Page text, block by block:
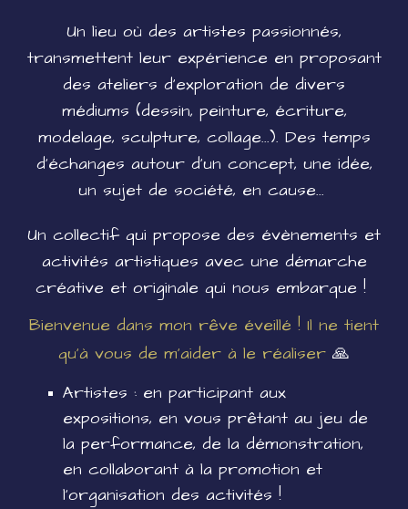
Un lieu où des artistes passionnés,
transmettent leur expérience en proposant
des ateliers d'exploration de divers
médiums (dessin, peinture, écriture,
modelage, sculpture, collage...). Des temps
d'échanges autour d'un concept, une idée,
un sujet de société, en cause...
Un collectif qui propose des évènements et
activités artistiques avec une démarche
créative et originale qui nous embarque !
Bienvenue dans mon rêve éveillé ! Il ne tient
qu'à vous de m'aider à le réaliser 🙏
Artistes : en participant aux
expositions, en vous prêtant au jeu de
la performance, de la démonstration,
en collaborant à la promotion et
l'organisation des activités !